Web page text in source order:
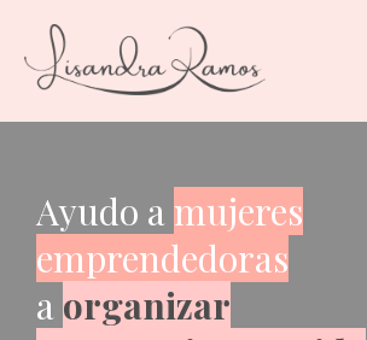
Ayudo amujeres
emprendedoras
a organizar